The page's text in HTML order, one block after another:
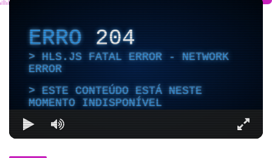
ERRO204
HLS.JS FATAL ERROR - NETWORK
ERROR
ESTE CONTEÚDO ESTÁ NESTE
MOMENTO INDISPONÍVEL